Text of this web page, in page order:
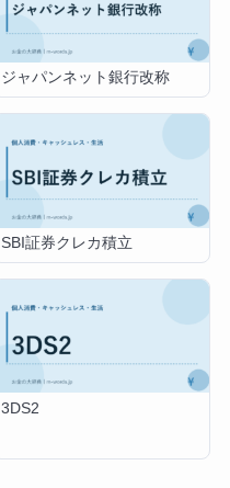
ジャパンネット銀行改称
SBI証券クレカ積立
3DS2